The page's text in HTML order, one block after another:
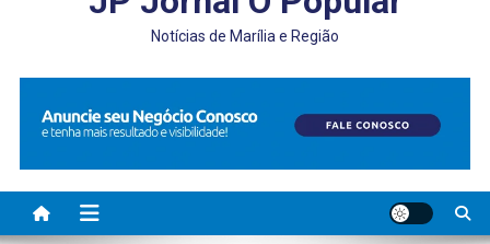
Notícias de Marília e Região